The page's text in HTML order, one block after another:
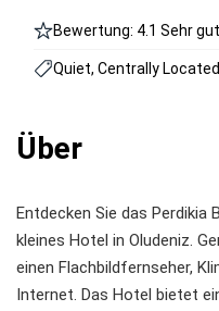
Bewertung: 4.1 Sehr gut
Quiet, Centrally Located
Über
Entdecken Sie das Perdikia
kleines Hotel in Oludeniz.
einen Flachbildfernseher,
Internet. Das Hotel bietet